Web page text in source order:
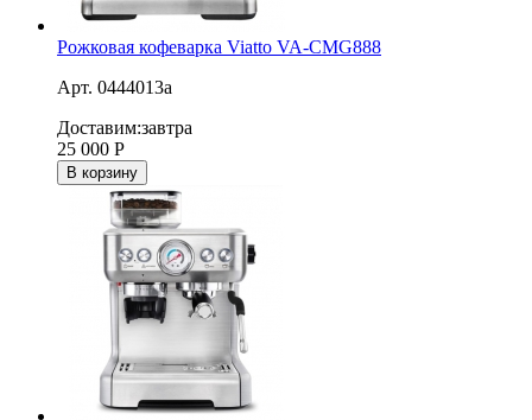
Рожковая кофеварка Viatto VA-CMG888
Арт. 0444013a
Доставим:завтра
25 000 Р
В корзину